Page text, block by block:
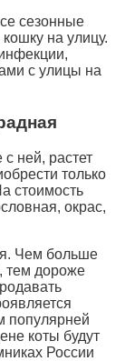
сезонные
на улицу.
с улицы на
ней, растет
только
стоимость
окрас,
Чем больше
тем дороже
популярней
коты будут
России